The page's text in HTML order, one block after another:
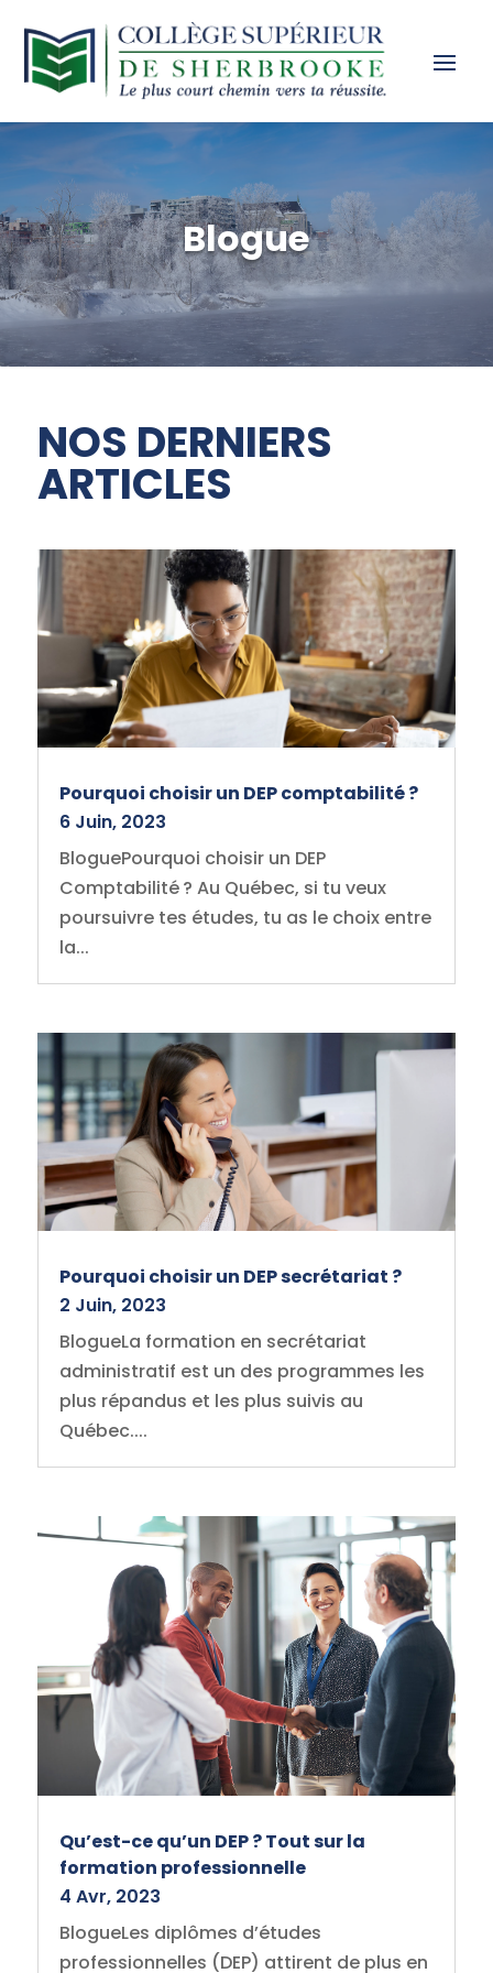
Blogue
NOS DERNIERS
ARTICLES
Pourquoi choisir un DEP comptabilité ?
6 Juin, 2023
BloguePourquoi choisir un DEP
Comptabilité ? Au Québec, si tu veux
poursuivre tes études, tu as le choix entre
la...
Pourquoi choisir un DEP secrétariat ?
2 Juin, 2023
BlogueLa formation en secrétariat
administratif est un des programmes les
plus répandus et les plus suivis au
Québec....
Qu’est-ce qu’un DEP ? Tout sur la
formation professionnelle
4 Avr, 2023
BlogueLes diplômes d’études
professionnelles (DEP) attirent de plus en